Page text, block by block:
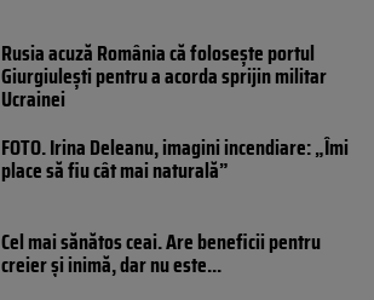
Rusia acuză România că folosește portul
Giurgiulești pentru a acorda sprijin militar
Ucrainei
FOTO. Irina Deleanu, imagini incendiare: „Îmi
place să fiu cât mai naturală”
Cel mai sănătos ceai. Are beneficii pentru
creier și inimă, dar nu este...